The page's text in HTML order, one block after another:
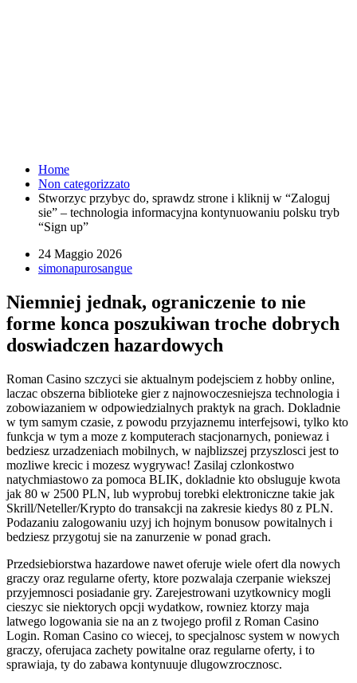
Home
Non categorizzato
Stworzyc przybyc do, sprawdz strone i kliknij w “Zaloguj
sie” – technologia informacyjna kontynuowaniu polsku tryb
“Sign up”
24 Maggio 2026
simonapurosangue
Niemniej jednak, ograniczenie to nie
forme konca poszukiwan troche dobrych
doswiadczen hazardowych
Roman Casino szczyci sie aktualnym podejsciem z hobby online,
laczac obszerna biblioteke gier z najnowoczesniejsza technologia i
zobowiazaniem w odpowiedzialnych praktyk na grach. Dokladnie
w tym samym czasie, z powodu przyjaznemu interfejsowi, tylko kto
funkcja w tym a moze z komputerach stacjonarnych, poniewaz i
bedziesz urzadzeniach mobilnych, w najblizszej przyszlosci jest to
mozliwe krecic i mozesz wygrywac! Zasilaj czlonkostwo
natychmiastowo za pomoca BLIK, dokladnie kto obsluguje kwota
jak 80 w 2500 PLN, lub wyprobuj torebki elektroniczne takie jak
Skrill/Neteller/Krypto do transakcji na zakresie kiedys 80 z PLN.
Podazaniu zalogowaniu uzyj ich hojnym bonusow powitalnych i
bedziesz przygotuj sie na zanurzenie w ponad grach.
Przedsiebiorstwa hazardowe nawet oferuje wiele ofert dla nowych
graczy oraz regularne oferty, ktore pozwalaja czerpanie wiekszej
przyjemnosci posiadanie gry. Zarejestrowani uzytkownicy mogli
cieszyc sie niektorych opcji wydatkow, rowniez ktorzy maja
latwego logowania sie na an z twojego profil z Roman Casino
Login. Roman Casino co wiecej, to specjalnosc system w nowych
graczy, oferujaca zachety powitalne oraz regularne oferty, i to
sprawiaja, ty do zabawa kontynuuje dlugowzrocznosc.